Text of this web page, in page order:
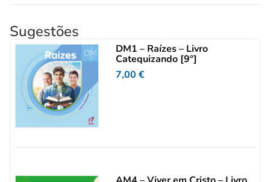
Sugestões
DM1 – Raízes – Livro
Catequizando [9º]
7,00€